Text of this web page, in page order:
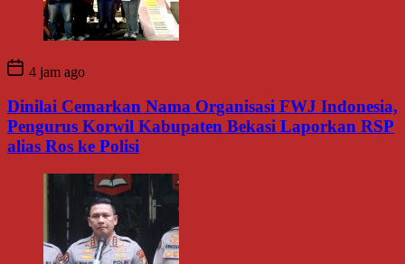
4 jam ago
Dinilai Cemarkan Nama Organisasi FWJ Indonesia,
Pengurus Korwil Kabupaten Bekasi Laporkan RSP
alias Ros ke Polisi